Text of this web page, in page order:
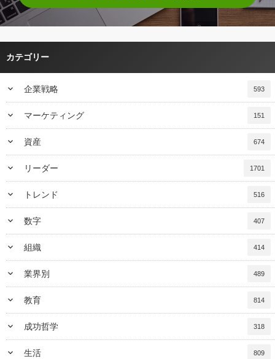
カテゴリー
keyboard_arrow_down 企業戦略 593
keyboard_arrow_down マーケティング 151
keyboard_arrow_down 資産 674
keyboard_arrow_down リーダー 1701
keyboard_arrow_down トレンド 516
keyboard_arrow_down 数字 407
keyboard_arrow_down 組織 414
keyboard_arrow_down 業界別 489
keyboard_arrow_down 教育 814
keyboard_arrow_down 成功哲学 318
keyboard_arrow_down 生活 809